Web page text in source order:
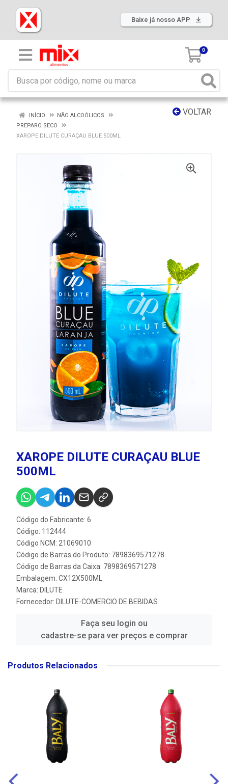
Baixe já nosso APP
0
VOLTAR
INÍCIO
NÃO ALCOÓLICOS
PREPARO SECO
XAROPE DILUTE CURAÇAU BLUE 500ML
XAROPE DILUTE CURAÇAU BLUE
500ML
Código do Fabricante: 6
Código: 112444
Código NCM: 21069010
Código de Barras do Produto: 7898369571278
Código de Barras da Caixa: 7898369571278
Embalagem: CX12X500ML
Marca: DILUTE
Fornecedor: DILUTE-COMERCIO DE BEBIDAS
Faça seu login ou
cadastre-se para ver preços e comprar
Produtos Relacionados